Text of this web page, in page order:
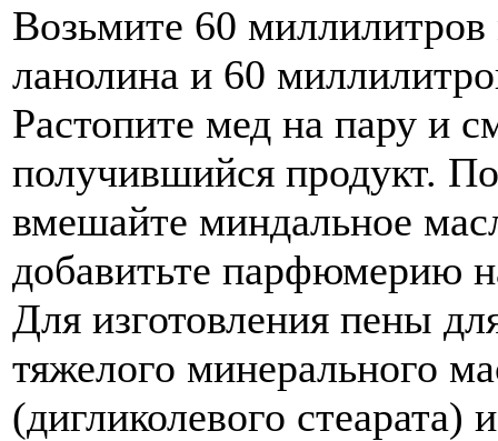
Возьмите 60
ланолина и 60
Растопите мед на пару и
получившийся продукт.
вмешайте миндальное
добавитьте парфюмерию
Для изготовления пены
тяжелого минерального
(дигликолевого